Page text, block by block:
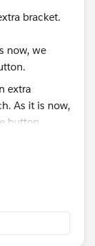
bracket.
now, we
assets,